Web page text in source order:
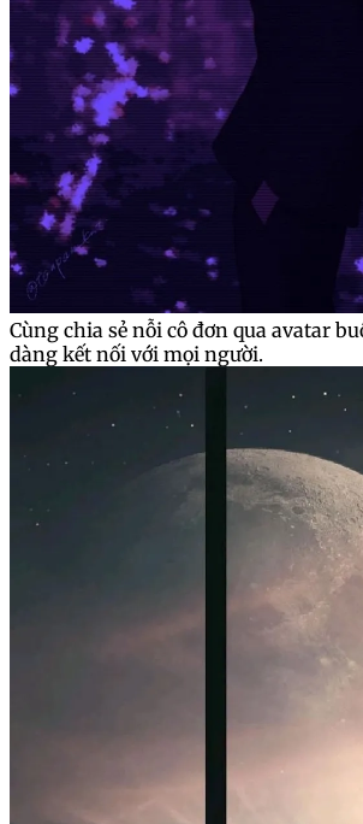
Cùng chia sẻ nỗi cô đơn qua avatar
dàng kết nối với mọi người.